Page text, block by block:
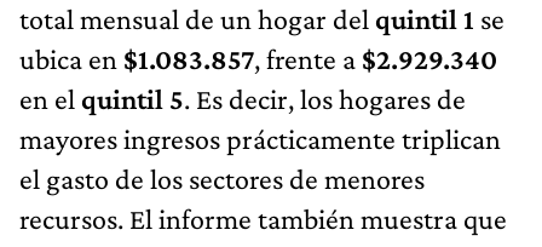
total mensual de un hogar del quintil 1 se
ubica en $1.083.857, frente a $2.929.340
en el quintil 5. Es decir, los hogares de
mayores ingresos prácticamente triplican
el gasto de los sectores de menores
recursos. El informe también muestra que